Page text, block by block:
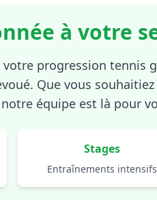
à votre
votre progression tennis
Que vous
équipe est là pour
Stages
Entraînements intensifs